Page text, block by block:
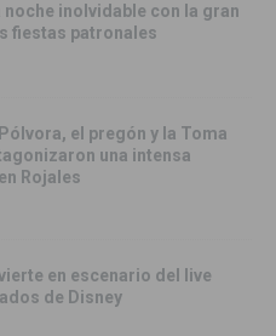
noche inolvidable con la gran
fiestas patronales
el pregón y la Toma
una intensa
Rojales
en escenario del live
de Disney